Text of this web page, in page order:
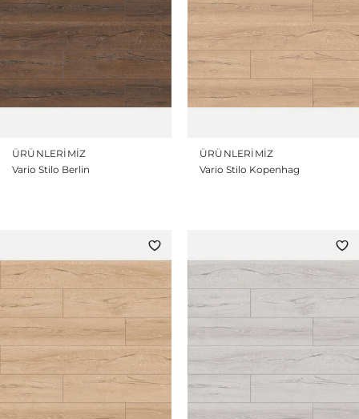
ÜRÜNLERIMIZ
Vario Stilo Berlin
ÜRÜNLERIMIZ
Vario Stilo Kopenhag